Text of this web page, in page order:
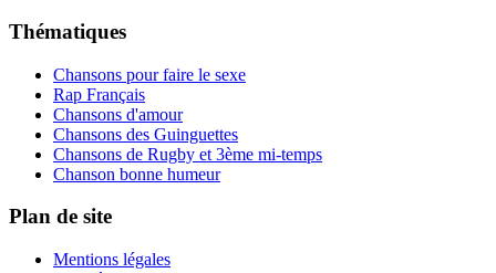
Thématiques
Chansons pour faire le sexe
Rap Français
Chansons d'amour
Chansons des Guinguettes
Chansons de Rugby et 3ème mi-temps
Chanson bonne humeur
Plan de site
Mentions légales